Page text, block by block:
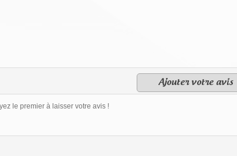
Ajouter votre avis
le premier à laisser votre avis !